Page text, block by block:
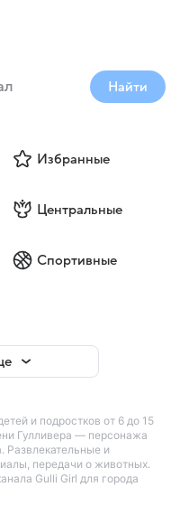
Найти
Избранные
Центральные
Спортивные
и подростков от 6 до 15
Гулливера — персонажа
Развлекательные и
передачи о животных.
Gulli Girl для города